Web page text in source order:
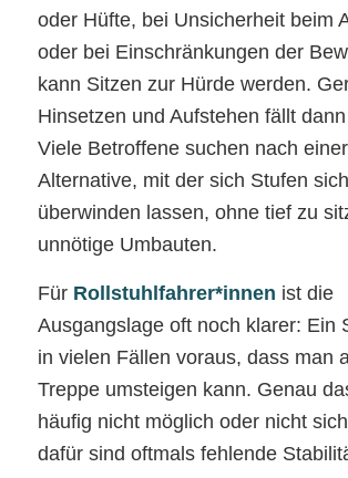
oder Hüfte, bei Unsicherheit beim
oder bei Einschränkungen der
kann Sitzen zur Hürde werden.
Hinsetzen und Aufstehen fällt
Viele Betroffene suchen nach
Alternative, mit der sich Stufen
überwinden lassen, ohne tief zu
unnötige Umbauten.
Für Rollstuhlfahrer*innen ist die
Ausgangslage oft noch klarer: Ein
in vielen Fällen voraus, dass man
Treppe umsteigen kann. Genau
häufig nicht möglich oder nicht
dafür sind oftmals fehlende